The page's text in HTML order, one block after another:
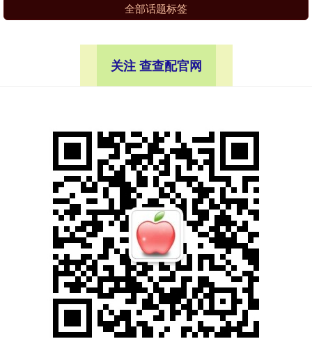
全部话题标签
关注 查查配官网